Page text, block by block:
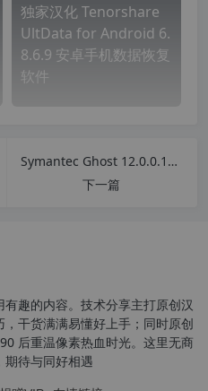
独家汉化 Tenorshare
UltData for Android 6.
8.6.9 安卓手机数据恢复
软件
Symantec Ghost 12.0.0.11531 系统备份还原工具 32/64位 全套中文单文件版
下一篇
点
明
趣的内容。技术分享主打原创汉
干货满满易懂好上手；同时原创
后重温像素热血时光。这里无商
期待与同好相遇